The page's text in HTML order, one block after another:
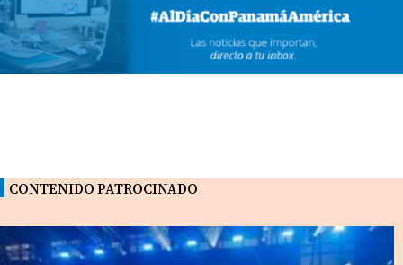
CONTENIDO PATROCINADO